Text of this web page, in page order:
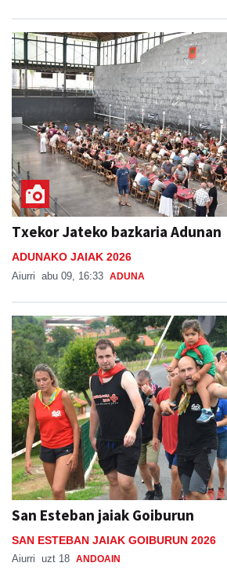
Txekor Jateko bazkaria Adunan
ADUNAKO JAIAK 2026
Aiurri abu 09, 16:33 ADUNA
San Esteban jaiak Goiburun
SAN ESTEBAN JAIAK GOIBURUN 2026
Aiurri uzt 18 ANDOAIN